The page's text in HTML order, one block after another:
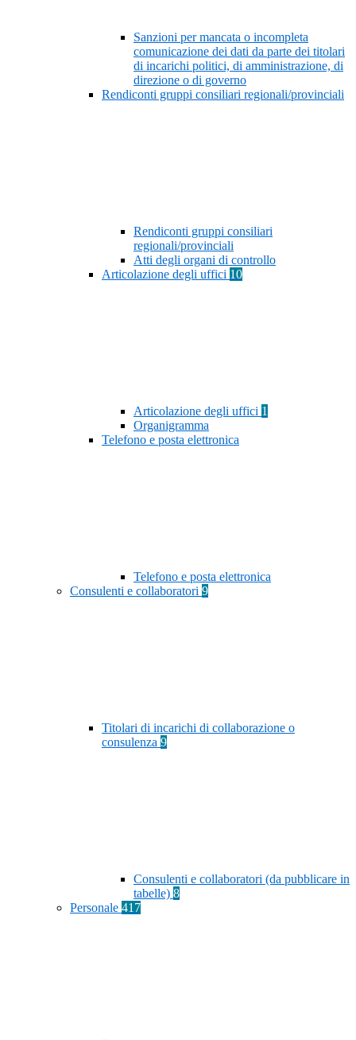
Sanzioni per mancata o incompleta
comunicazione dei dati da parte dei titolari
di incarichi politici, di amministrazione, di
direzione o di governo
Rendiconti gruppi consiliari regionali/provinciali
Rendiconti gruppi consiliari
regionali/provinciali
Atti degli organi di controllo
Articolazione degli uffici 10
Articolazione degli uffici 1
Organigramma
Telefono e posta elettronica
Telefono e posta elettronica
Consulenti e collaboratori 9
Titolari di incarichi di collaborazione o
consulenza 9
Consulenti e collaboratori (da pubblicare in
tabelle) 8
Personale 417